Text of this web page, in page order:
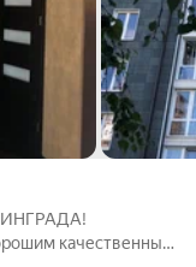
качественным